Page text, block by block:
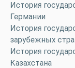
История
Германии
История
зарубежных
История
Казахстана